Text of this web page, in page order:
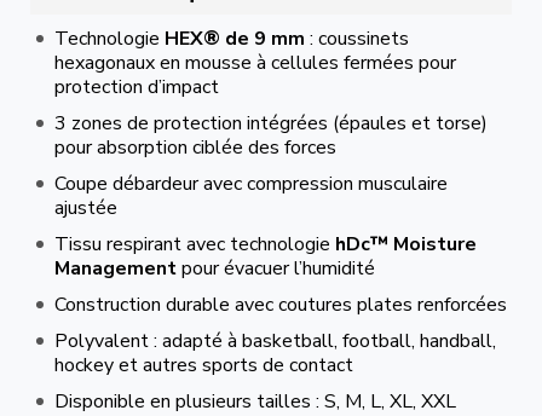
Technologie HEX® de 9 mm : coussinets
hexagonaux en mousse à cellules fermées pour
protection d’impact
3 zones de protection intégrées (épaules et torse)
pour absorption ciblée des forces
Coupe débardeur avec compression musculaire
ajustée
Tissu respirant avec technologie hDc™ Moisture
Managementpour évacuer l’humidité
Construction durable avec coutures plates renforcées
Polyvalent : adapté à basketball, football, handball,
hockey et autres sports de contact
Disponible en plusieurs tailles : S, M, L, XL, XXL